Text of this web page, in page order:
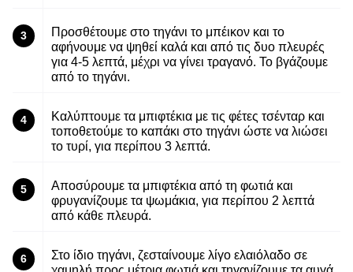
3
Προσθέτουμε στο τηγάνι το μπέικον και το
αφήνουμε να ψηθεί καλά και από τις δυο πλευρές
για 4-5 λεπτά, μέχρι να γίνει τραγανό. Το βγάζουμε
από το τηγάνι.
4
Kαλύπτουμε τα μπιφτέκια με τις φέτες τσένταρ και
τοποθετούμε το καπάκι στο τηγάνι ώστε να λιώσει
το τυρί, για περίπου 3 λεπτά.
5
Αποσύρουμε τα μπιφτέκια από τη φωτιά και
φρυγανίζουμε τα ψωμάκια, για περίπου 2 λεπτά
από κάθε πλευρά.
6
Στο ίδιο τηγάνι, ζεσταίνουμε λίγο ελαιόλαδο σε